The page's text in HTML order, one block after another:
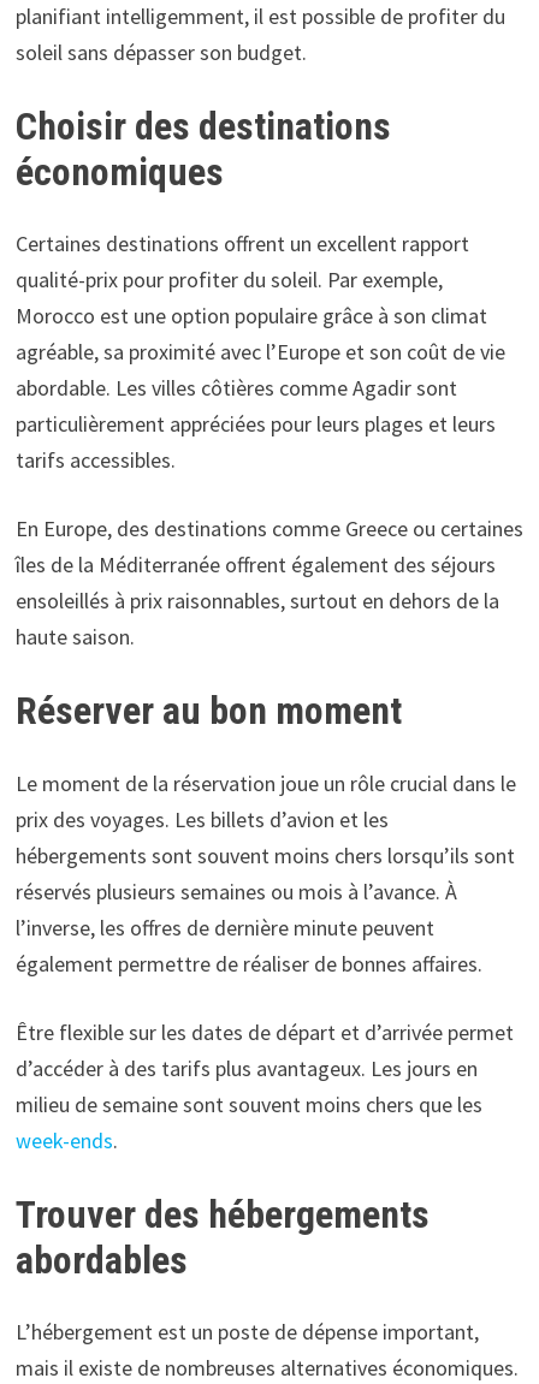
planifiant intelligemment, il est possible de profiter du
soleil sans dépasser son budget.
Choisir des destinations
économiques
Certaines destinations offrent un excellent rapport
qualité-prix pour profiter du soleil. Par exemple,
Morocco est une option populaire grâce à son climat
agréable, sa proximité avec l’Europe et son coût de vie
abordable. Les villes côtières comme Agadir sont
particulièrement appréciées pour leurs plages et leurs
tarifs accessibles.
En Europe, des destinations comme Greece ou certaines
îles de la Méditerranée offrent également des séjours
ensoleillés à prix raisonnables, surtout en dehors de la
haute saison.
Réserver au bon moment
Le moment de la réservation joue un rôle crucial dans le
prix des voyages. Les billets d’avion et les
hébergements sont souvent moins chers lorsqu’ils sont
réservés plusieurs semaines ou mois à l’avance. À
l’inverse, les offres de dernière minute peuvent
également permettre de réaliser de bonnes affaires.
Être flexible sur les dates de départ et d’arrivée permet
d’accéder à des tarifs plus avantageux. Les jours en
milieu de semaine sont souvent moins chers que les
week-ends.
Trouver des hébergements
abordables
L’hébergement est un poste de dépense important,
mais il existe de nombreuses alternatives économiques.